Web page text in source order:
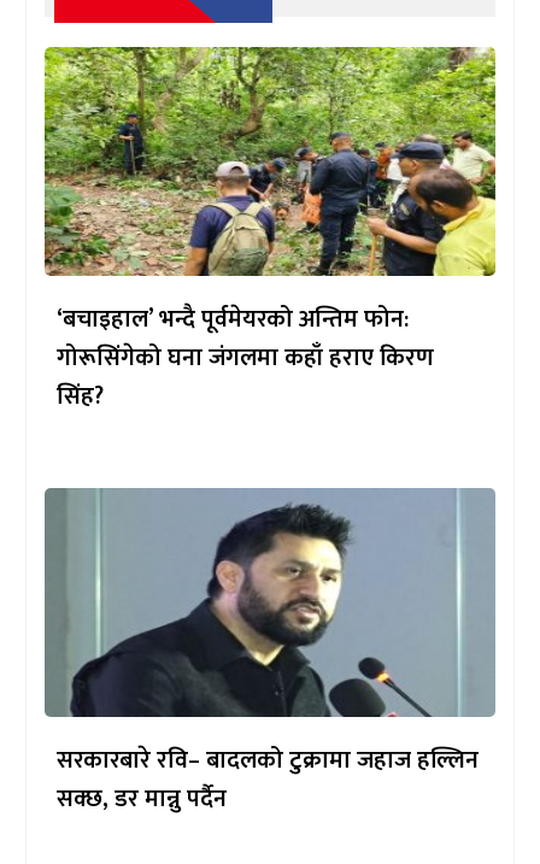
‘बचाइहाल’ भन्दै पूर्वमेयरको अन्तिम फोन:
गोरूसिंगेको घना जंगलमा कहाँ हराए किरण
सिंह?
सरकारबारे रवि– बादलको टुक्रामा जहाज हल्लिन
सक्छ, डर मान्नु पर्दैन